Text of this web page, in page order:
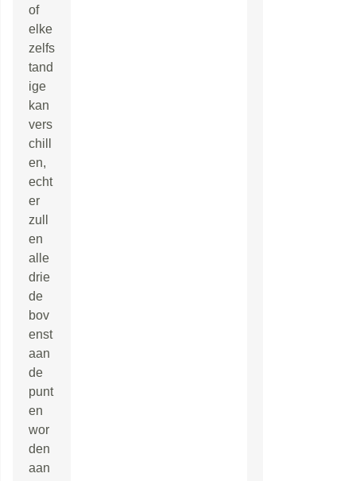
of
elke
zelfs
tand
ige
kan
vers
chill
en,
echt
er
zull
en
alle
drie
de
bov
enst
aan
de
punt
en
wor
den
aan